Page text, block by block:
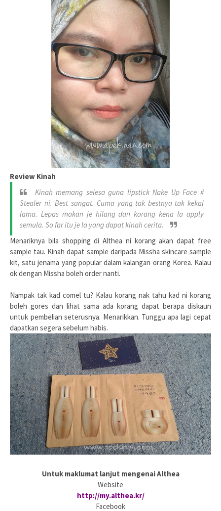
Review Kinah
Kinah memang selesa guna lipstick Nake Up Face #
Stealer ni. Best sangat. Cuma yang tak bestnya tak kekal
lama. Lepas makan je hilang dan korang kena la apply
semula. So far itu je la yang dapat kinah cerita.
Menariknya bila shopping di Althea ni korang akan dapat free
sample tau. Kinah dapat sample daripada Missha skincare sample
kit, satu jenama yang popular dalam kalangan orang Korea. Kalau
ok dengan Missha boleh order nanti.
Nampak tak kad comel tu? Kalau korang nak tahu kad ni korang
boleh gores dan lihat sama ada korang dapat berapa diskaun
untuk pembelian seterusnya. Menarikkan. Tunggu apa lagi cepat
dapatkan segera sebelum habis.
Untuk maklumat lanjut mengenai Althea
Website
http://my.althea.kr/
Facebook